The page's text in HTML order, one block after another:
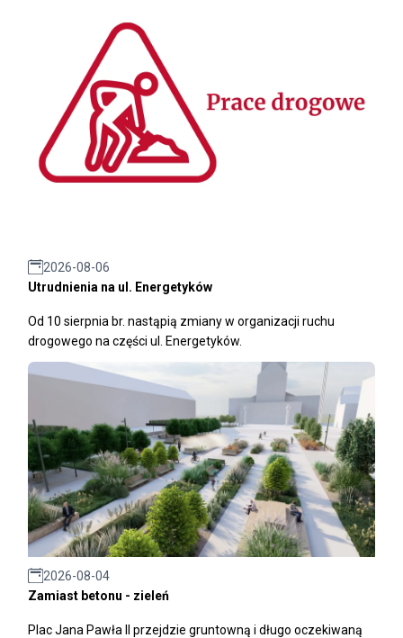
2026-08-06
Utrudnienia na ul. Energetyków
Od 10 sierpnia br. nastąpią zmiany w organizacji ruchu
drogowego na części ul. Energetyków.
2026-08-04
Zamiast betonu - zieleń
Plac Jana Pawła II przejdzie gruntowną i długo oczekiwaną